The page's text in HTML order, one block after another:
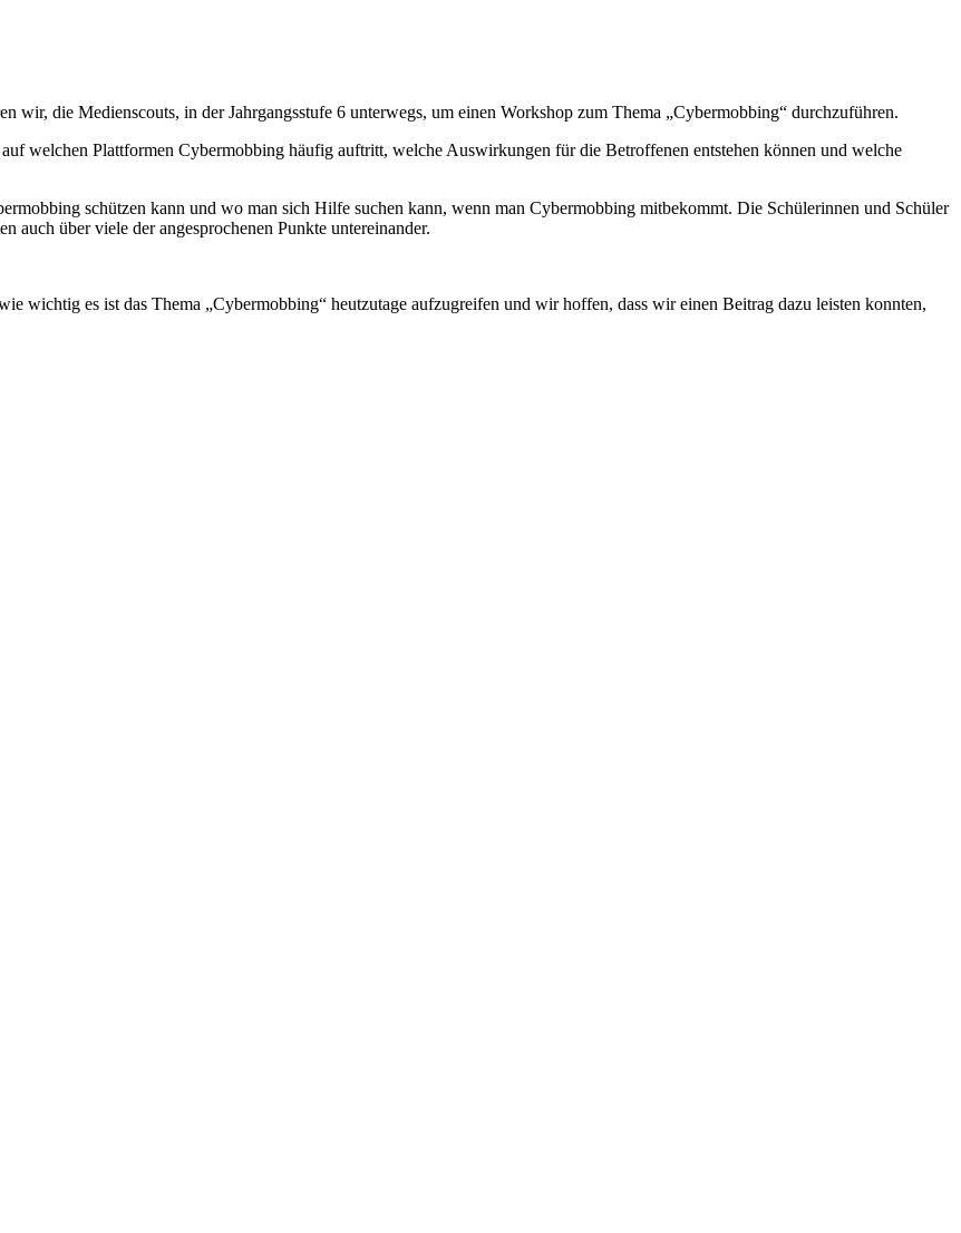
wir, die Medienscouts, in der Jahrgangsstufe 6 unterwegs, um einen Workshop zum Thema „Cybermobbing“ durchzuführen.
welchen Plattformen Cybermobbing häufig auftritt, welche Auswirkungen für die Betroffenen entstehen können und welche
schützen kann und wo man sich Hilfe suchen kann, wenn man Cybermobbing mitbekommt. Die Schülerinnen und Schüler
auch über viele der angesprochenen Punkte untereinander.
wichtig es ist das Thema „Cybermobbing“ heutzutage aufzugreifen und wir hoffen, dass wir einen Beitrag dazu leisten konnten,